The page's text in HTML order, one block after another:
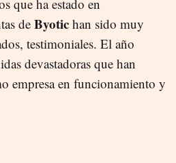
que ha estado en
de Byotic han sido muy
testimoniales. El año
devastadoras que han
empresa en funcionamiento y